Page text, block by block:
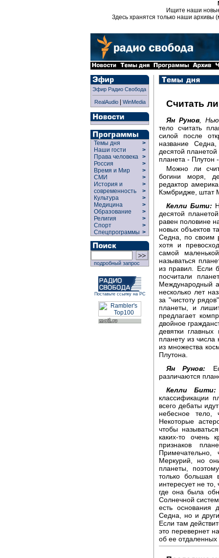
Ищите наши
Здесь хранятся только наши архивы
Эфир Радио Свобода
RealAudio| WinMedia
Темы дня
>
Наши гости
>
Права человека >
Россия
>
Время и Мир
>
СМИ
>
История и
современность
>
>
Культура
>
Медицина
>
Образование
>
Религия
>
Спорт
>
Спецпрограммы >
подробный запрос
Поставьте ссылку на РС
Считать
Ян Рунов,
тело считать
силой после
название
десятой
планета - Плутон
Можно ли
богини моря,
редактор
Кэмбридже, штат
Келли Бити:
десятой
равен половине
новых объектов
Седна, по своим
хотя и
самой
называться
из правил. Если
посчитали
Международный
несколько лет
за "чистоту
планеты, и
предлагает
двойное
девятки
планету из
из множества
Плутона.
Ян Рунов:
различаются
Келли Бити:
классификации
всего дебаты
небесное тело,
Некоторые
чтобы
каких-то очень
признаков
Меркурий, но
планеты,
только
интересует не
где она была
Солнечной
есть основания
Седна, но и
Если там
это перевернет
об ее отдаленных